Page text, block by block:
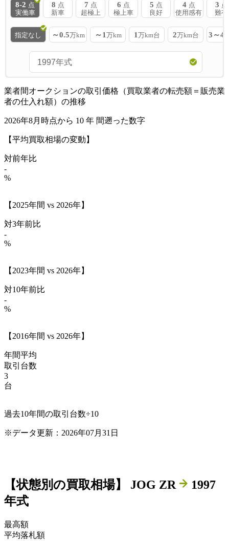
8-2 点
実働車
8 点
新車
7 点
超極上
6 点
極上車
5 点
良好
4 点
使用感有
3 点
難有
指定なし ～0.5万km ～1万km 1万km台 2万km台 3～4
業者間オークションの取引価格（買取業者の転売額＝販売業
者の仕入れ額）の推移
2026年8月時点から 10 年 間遡った数字
【平均買取相場の変動】
対前年比
-
%
【2025年間 vs 2026年】
対3年前比
-
%
【2023年間 vs 2026年】
対10年前比
-
%
【2016年間 vs 2026年】
年間平均
取引台数
3
台
過去10年間の取引台数÷10
※データ更新：2026年07月31日
【状態別の買取相場】 JOG ZR
1997
年式
最高額
平均落札額